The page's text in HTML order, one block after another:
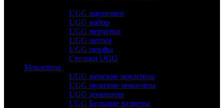
UGG наушники
UGG набор
UGG перчатки
UGG шапки
UGG шарфы
Стельки UGG
Мокасины
UGG женские мокасины
UGG мужские мокасины
UGG домашние
UGG Большие размеры